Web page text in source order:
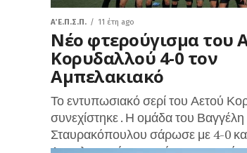
Α΄ Ε.Π.Σ.Π. 11 έτη ago
Νέο φτερούγισμα του
Κορυδαλλού 4-0 τον
Αμπελακιακό
Το εντυπωσιακό σερί του Αετού
συνεχίστηκε . Η ομάδα του Βαγγέλη
Σταυρακόπουλου σάρωσε με 4-0